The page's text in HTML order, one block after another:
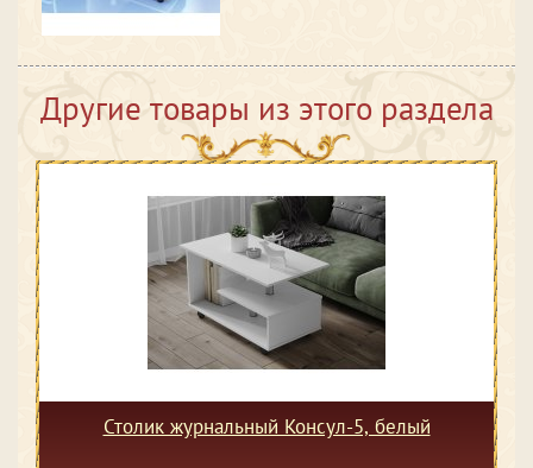
Другие товары из этого раздела
Столик журнальный Консул-5, белый